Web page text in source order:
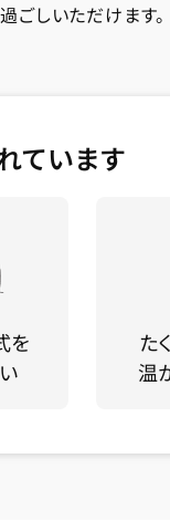
ごしいただけます。
ています
を
た
温